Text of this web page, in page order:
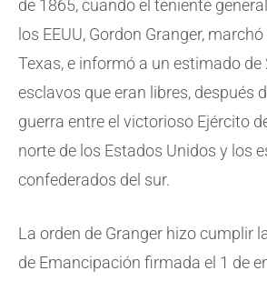
de 1865, cuando el teniente
los EEUU, Gordon Granger,
Texas, e informó a un estimado de
esclavos que eran libres, después
guerra entre el victorioso Ejército
norte de los Estados Unidos y los
confederados del sur.
La orden de Granger hizo cumplir
de Emancipación firmada el 1 de